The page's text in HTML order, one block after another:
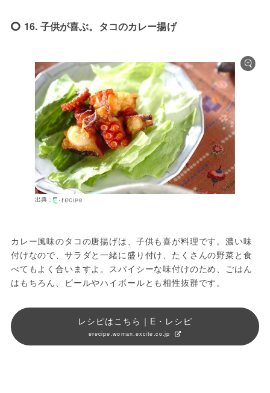
16. 子供が喜ぶ。タコのカレー揚げ
出典：
カレー風味のタコの唐揚げは、子供も喜が料理です。濃い味
付けなので、サラダと一緒に盛り付け、たくさんの野菜と食
べてもよく合いますよ。スパイシーな味付けのため、ごはん
はもちろん、ビールやハイボールとも相性抜群です。
レシピはこちら｜E・レシピ
erecipe.woman.excite.co.jp